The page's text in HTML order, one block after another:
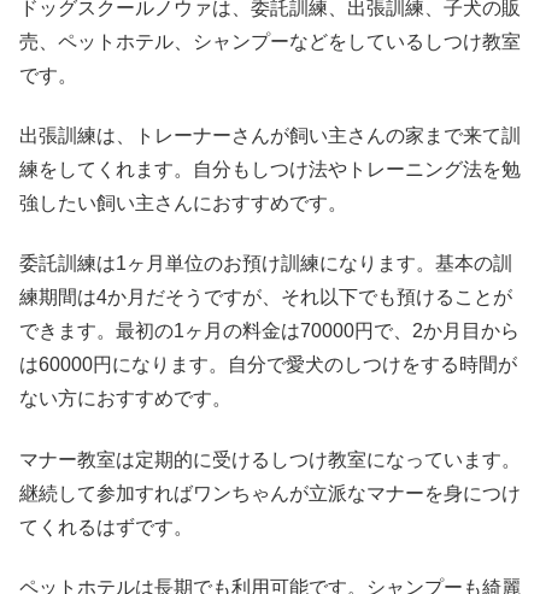
ドッグスクールノウァは、委託訓練、出張訓練、子犬の販
売、ペットホテル、シャンプーなどをしているしつけ教室
です。
出張訓練は、トレーナーさんが飼い主さんの家まで来て訓
練をしてくれます。自分もしつけ法やトレーニング法を勉
強したい飼い主さんにおすすめです。
委託訓練は1ヶ月単位のお預け訓練になります。基本の訓
練期間は4か月だそうですが、それ以下でも預けることが
できます。最初の1ヶ月の料金は70000円で、2か月目から
は60000円になります。自分で愛犬のしつけをする時間が
ない方におすすめです。
マナー教室は定期的に受けるしつけ教室になっています。
継続して参加すればワンちゃんが立派なマナーを身につけ
てくれるはずです。
ペットホテルは長期でも利用可能です。シャンプーも綺麗